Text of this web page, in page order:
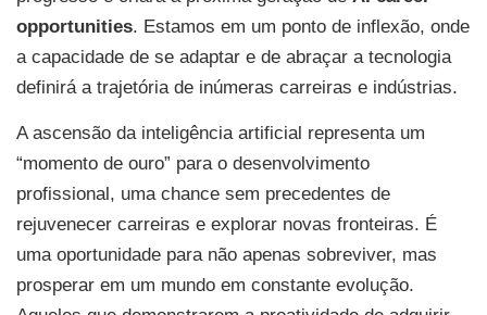
opportunities. Estamos em um ponto de inflexão, onde
a capacidade de se adaptar e de abraçar a tecnologia
definirá a trajetória de inúmeras carreiras e indústrias.
A ascensão da inteligência artificial representa um
“momento de ouro” para o desenvolvimento
profissional, uma chance sem precedentes de
rejuvenecer carreiras e explorar novas fronteiras. É
uma oportunidade para não apenas sobreviver, mas
prosperar em um mundo em constante evolução.